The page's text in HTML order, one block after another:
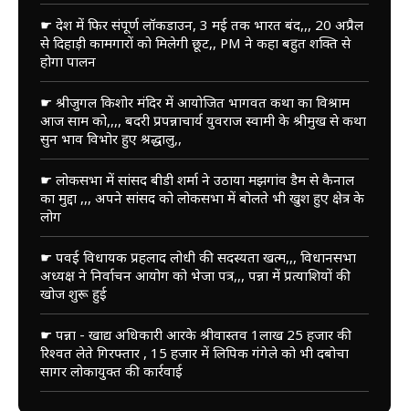
☛ देश में फिर संपूर्ण लॉकडाउन, 3 मई तक भारत बंद,,, 20 अप्रैल
से दिहाड़ी कामगारों को मिलेगी छूट,, PM ने कहा बहुत शक्ति से
होगा पालन
☛ श्रीजुगल किशोर मंदिर में आयोजित भागवत कथा का विश्राम
आज साम को,,,, बदरी प्रपन्नाचार्य युवराज स्वामी के श्रीमुख से कथा
सुन भाव विभोर हुए श्रद्धालु,,
☛ लोकसभा में सांसद बीडी शर्मा ने उठाया मझगांव डैम से कैनाल
का मुद्दा ,,, अपने सांसद को लोकसभा में बोलते भी खुश हुए क्षेत्र के
लोग
☛ पवई विधायक प्रहलाद लोधी की सदस्यता खत्म,,, विधानसभा
अध्यक्ष ने निर्वाचन आयोग को भेजा पत्र,,, पन्ना में प्रत्याशियों की
खोज शुरू हुई
☛ पन्ना - खाद्य अधिकारी आरके श्रीवास्तव 1लाख 25 हजार की
रिश्वत लेते गिरफ्तार , 15 हजार में लिपिक गंगेले को भी दबोचा
सागर लोकायुक्त की कार्रवाई